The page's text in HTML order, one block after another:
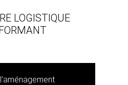
LOGISTIQUE